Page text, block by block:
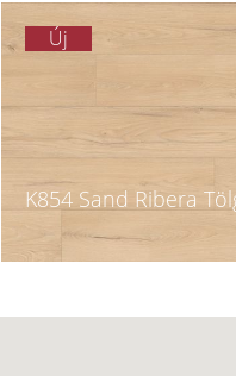
Új
K854 Sand Ribera